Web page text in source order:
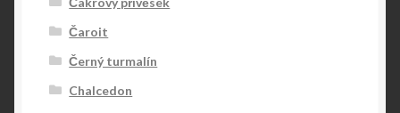
Čaroit
Černý turmalín
Chalcedon